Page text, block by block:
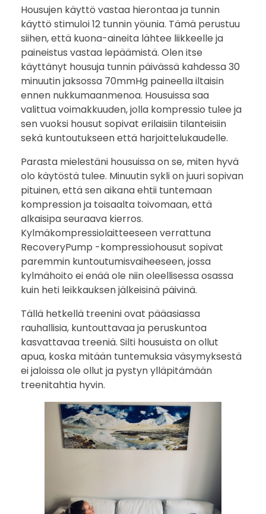
Housujen käyttö vastaa hierontaa ja tunnin
käyttö stimuloi 12 tunnin yöunia. Tämä perustuu
siihen, että kuona-aineita lähtee liikkeelle ja
paineistus vastaa lepäämistä. Olen itse
käyttänyt housuja tunnin päivässä kahdessa 30
minuutin jaksossa 70mmHg paineella iltaisin
ennen nukkumaanmenoa. Housuissa saa
valittua voimakkuuden, jolla kompressio tulee ja
sen vuoksi housut sopivat erilaisiin tilanteisiin
sekä kuntoutukseen että harjoittelukaudelle.
Parasta mielestäni housuissa on se, miten hyvä
olo käytöstä tulee. Minuutin sykli on juuri sopivan
pituinen, että sen aikana ehtii tuntemaan
kompression ja toisaalta toivomaan, että
alkaisipa seuraava kierros.
Kylmäkompressiolaitteeseen verrattuna
RecoveryPump -kompressiohousut sopivat
paremmin kuntoutumisvaiheeseen, jossa
kylmähoito ei enää ole niin oleellisessa osassa
kuin heti leikkauksen jälkeisinä päivinä.
Tällä hetkellä treenini ovat pääasiassa
rauhallisia, kuntouttavaa ja peruskuntoa
kasvattavaa treeniä. Silti housuista on ollut
apua, koska mitään tuntemuksia väsymyksestä
ei jaloissa ole ollut ja pystyn ylläpitämään
treenitahtia hyvin.